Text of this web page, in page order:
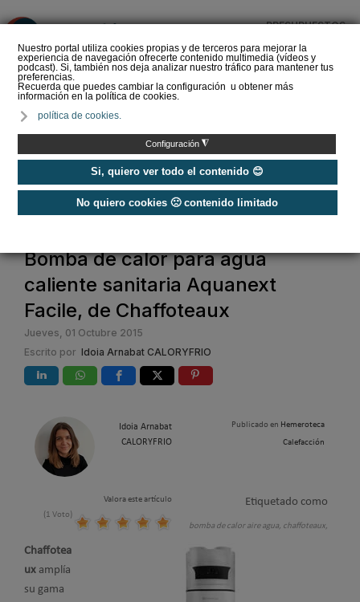
Nuestro portal utiliza cookies propias y de terceros para mejorar la
experiencia de navegación ofrecerte contenido multimedia (vídeos y
podcast). Si, también nos deja analizar nuestro tráfico para mantener tus
preferencias.
Recuerda que puedes cambiar la configuración u obtener más
información en la política de cookies.
política de cookies.
Configuración ◮
Si, quiero ver todo el contenido 😊
No quiero cookies 🙁 contenido limitado
PRESUPUESTOS
demanda el futuro del
sector
Bomba de calor para agua
caliente sanitaria Aquanext
Facile, de Chaffoteaux
Jueves, 01 Octubre 2015
Escrito por Idoia Arnabat CALORYFRIO
Idoia Arnabat
CALORYFRIO
Publicado en Hemeroteca
Calefacción
Valora este artículo
(1 Voto)
Etiquetado como
bomba de calor aire agua, chaffoteaux,
Chaffotea
ux amplía
su gama